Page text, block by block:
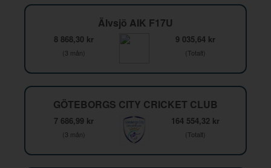
Älvsjö AIK F17U
8 868,30 kr
(3 mån)
9 035,64 kr
(Totalt)
GÖTEBORGS CITY CRICKET CLUB
7 686,99 kr
(3 mån)
164 554,32 kr
(Totalt)